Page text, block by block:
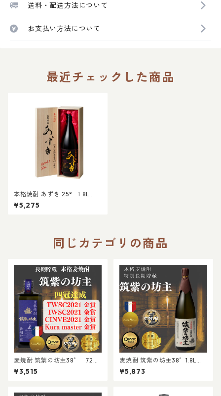
送料・配送方法について
お支払い方法について
最近チェックした商品
本格焼酎 あずき 25° 1.8L
（桐箱入）｜晩酌 家のみ 贈答
お歳暮 プレゼント 還暦祝 催事
¥5,275
同じカテゴリの商品
麦焼酎 筑紫の坊主38゜ 720
ml｜贈り物 贈答 プレゼント
還暦 お歳暮 祝事 晩酌 長期貯
¥3,515
麦焼酎 筑紫の坊主38゜1.8L｜
贈り物 お歳暮 贈答 プレゼント
還暦 祝事 晩酌 長期貯蔵 IWS
¥5,873